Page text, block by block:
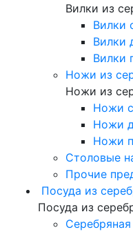
Вилки из
Вилки
Вилки
Вилки
Ножи из
Ножи из
Ножи
Ножи
Ножи
Столовые
Прочие
Посуда из
Посуда из